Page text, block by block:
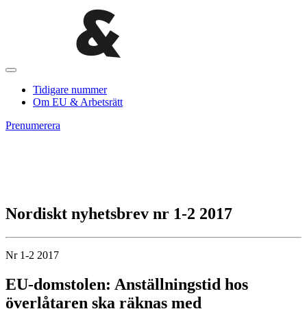
Tidigare nummer
Om EU & Arbetsrätt
Prenumerera
Nordiskt nyhetsbrev nr 1-2 2017
Nr 1-2 2017
EU-domstolen: Anställningstid hos
överlåtaren ska räknas med